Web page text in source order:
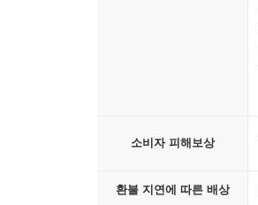
소비자 피해보상
환불 지연에 따른 배상